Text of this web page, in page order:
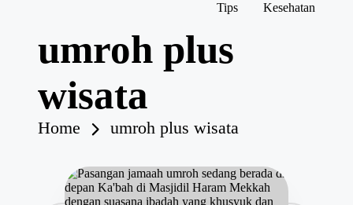
Tips Kesehatan
umroh plus
wisata
Home umroh plus wisata